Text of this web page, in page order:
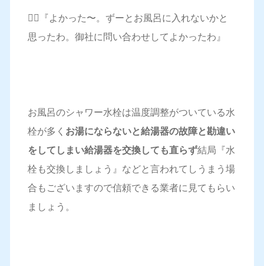
🙋‍♀️『よかった〜。ずーとお風呂に入れないかと
思ったわ。御社に問い合わせしてよかったわ』
お風呂のシャワー水栓は温度調整がついている水
栓が多く お湯にならないと給湯器の故障と勘違い
をしてしまい給湯器を交換しても直らず結局『水
栓も交換しましょう』などと言われてしうまう場
合もございますので信頼できる業者に見てもらい
ましょう。